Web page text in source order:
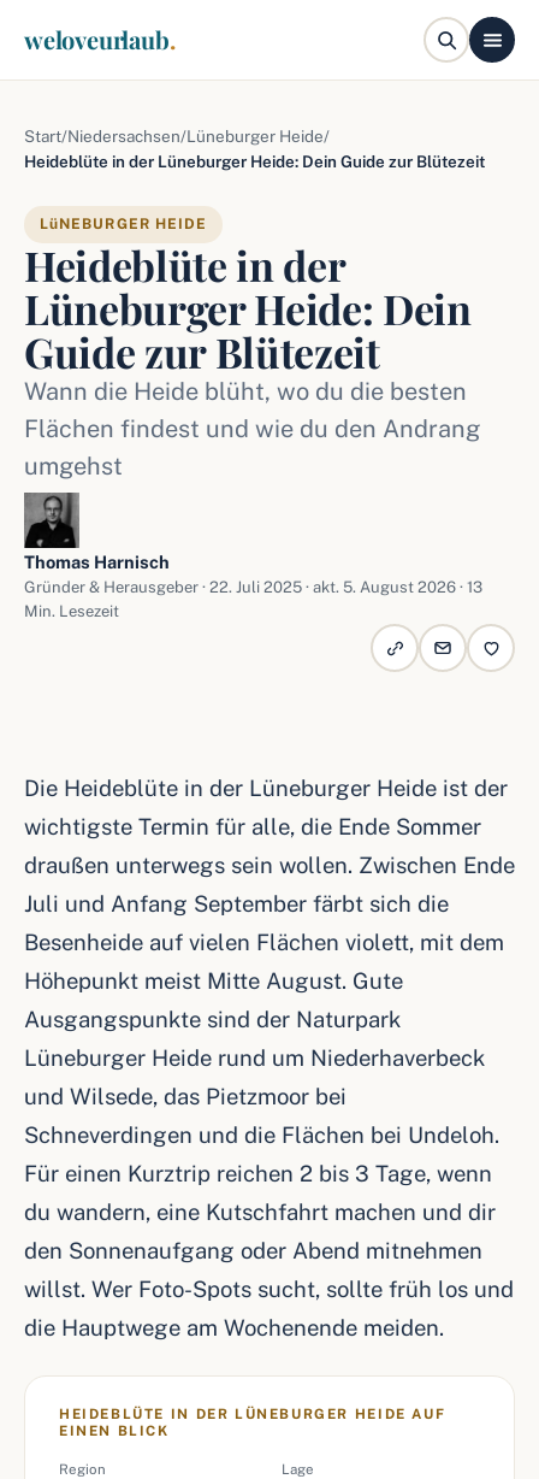
weloveurlaub.
Start/Niedersachsen/Lüneburger Heide/
Heideblüte in der Lüneburger Heide: Dein Guide zur Blütezeit
LüNEBURGER HEIDE
Heideblüte in der
Lüneburger Heide: Dein
Guide zur Blütezeit
Wann die Heide blüht, wo du die besten
Flächen findest und wie du den Andrang
umgehst
Thomas Harnisch
Gründer & Herausgeber · 22. Juli 2025 · akt. 5. August 2026 · 13
Min. Lesezeit
Die Heideblüte in der Lüneburger Heide ist der
wichtigste Termin für alle, die Ende Sommer
draußen unterwegs sein wollen. Zwischen Ende
Juli und Anfang September färbt sich die
Besenheide auf vielen Flächen violett, mit dem
Höhepunkt meist Mitte August. Gute
Ausgangspunkte sind der Naturpark
Lüneburger Heide rund um Niederhaverbeck
und Wilsede, das Pietzmoor bei
Schneverdingen und die Flächen bei Undeloh.
Für einen Kurztrip reichen 2 bis 3 Tage, wenn
du wandern, eine Kutschfahrt machen und dir
den Sonnenaufgang oder Abend mitnehmen
willst. Wer Foto-Spots sucht, sollte früh los und
die Hauptwege am Wochenende meiden.
HEIDEBLÜTE IN DER LÜNEBURGER HEIDE AUF
EINEN BLICK
Region Lage